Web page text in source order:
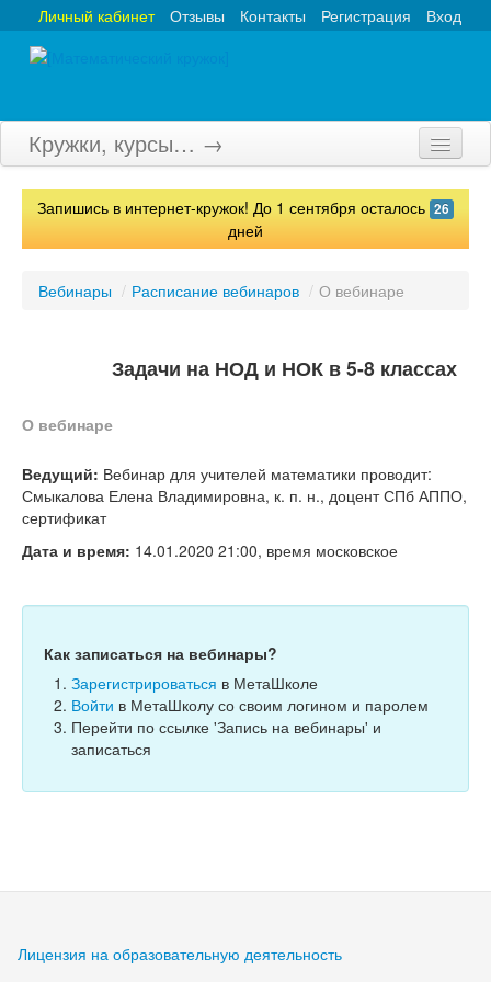
Вход
Регистрация
Контакты
Отзывы
Личный кабинет
Кружки, курсы… →
Главная
Тесты
Запишись в интернет-кружок! До 1 сентября осталось 26
дней
Вебинары / Расписание вебинаров / О вебинаре
Задачи на НОД и НОК в 5-8 классах
О вебинаре
Ведущий: Вебинар для учителей математики проводит:
Смыкалова Елена Владимировна, к. п. н., доцент СПб АППО,
сертификат
Дата и время: 14.01.2020 21:00, время московское
Как записаться на вебинары?
Зарегистрироваться в МетаШколе
Войти в МетаШколу со своим логином и паролем
Перейти по ссылке 'Запись на вебинары' и
записаться
Лицензия на образовательную деятельность